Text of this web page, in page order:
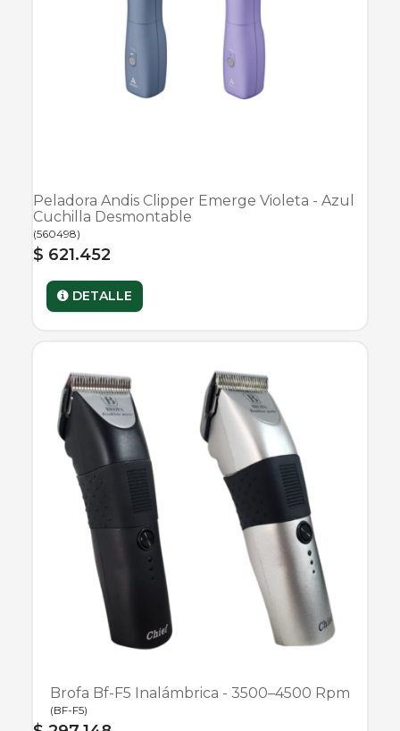
Peladora Andis Clipper Emerge Violeta - Azul
Cuchilla Desmontable
(560498)
$ 621.452
DETALLE
Brofa Bf-F5 Inalámbrica - 3500–4500 Rpm
(BF-F5)